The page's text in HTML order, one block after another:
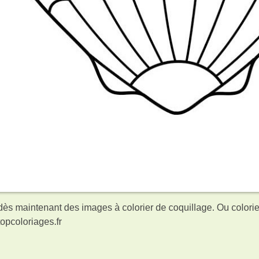
maintenant des images à colorier de coquillage. Ou